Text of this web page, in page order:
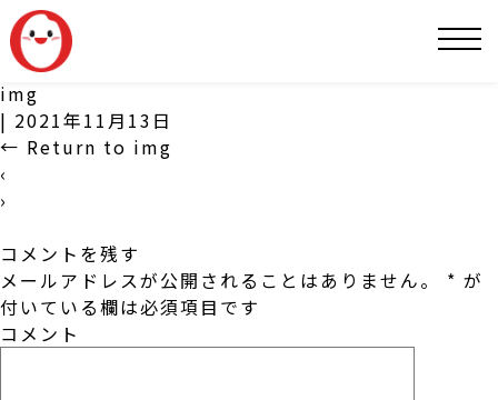
img
| 2021年11月13日
← Return to img
‹
›
コメントを残す
メールアドレスが公開されることはありません。
* が
付いている欄は必須項目です
コメント